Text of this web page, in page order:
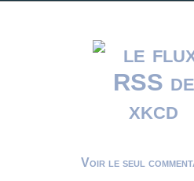
Voir le seul